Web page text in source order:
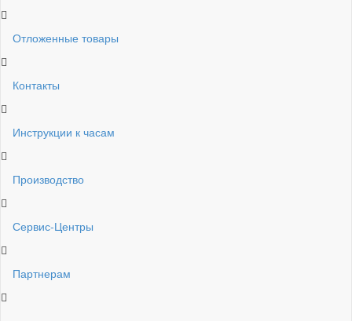
Отложенные товары
Контакты
Инструкции к часам
Производство
Сервис-Центры
Партнерам